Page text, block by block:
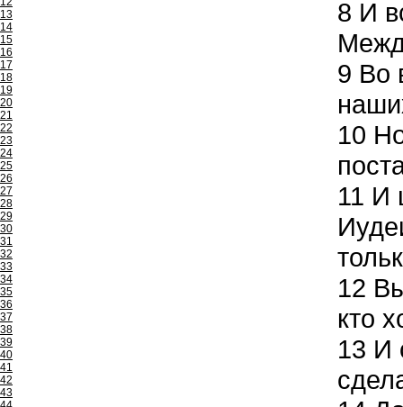
13
14
15
16
17
18
19
20
21
22
23
24
25
26
27
28
29
30
31
32
33
34
35
36
37
38
39
40
41
42
43
8 И
9 Во
10
11 И
12
кто
13 И